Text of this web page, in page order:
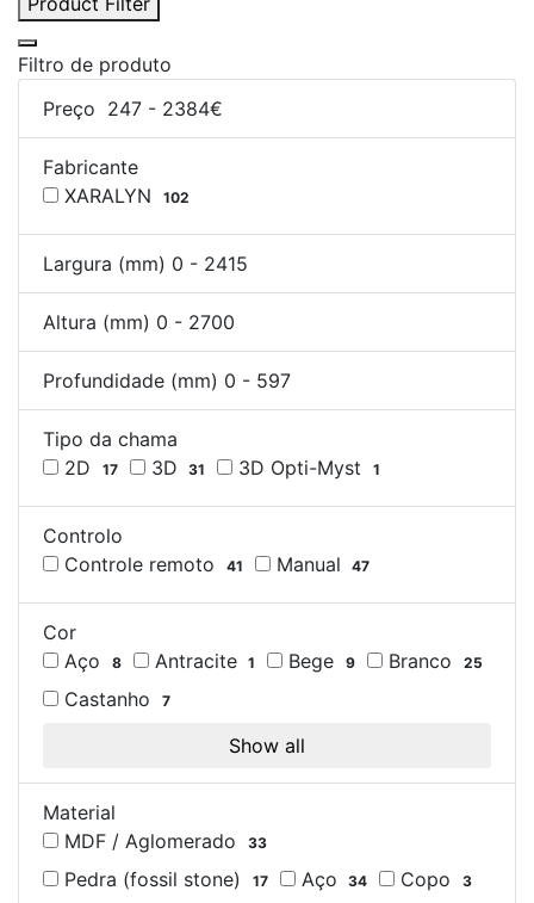
Filtro de produto
Preço 247 - 2384€
Fabricante
XARALYN
102
Largura (mm) 0 - 2415
Altura (mm) 0 - 2700
Profundidade (mm) 0 - 597
Tipo da chama
2D
17 3D 31 3D Opti-Myst 1
Controlo
Controle remoto
41 Manual 47
Cor
Aço
8 Antracite 1 Bege 9 Branco 25
Castanho 7
Show all
Material
MDF / Aglomerado
33
Pedra (fossil stone) 17 Aço 34 Copo 3